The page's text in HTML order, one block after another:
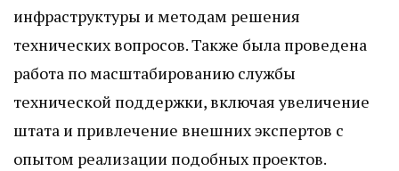
инфраструктуры и методам решения
технических вопросов. Также была проведена
работа по масштабированию службы
технической поддержки, включая увеличение
штата и привлечение внешних экспертов с
опытом реализации подобных проектов.